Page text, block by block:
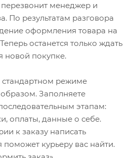
менеджер и
По результатам разговора
оформления товара на
останется только ждать
новой покупке.
режиме
Заполняете
этапам:
оплаты, данные о себе.
к заказу написать
курьеру вас найти.